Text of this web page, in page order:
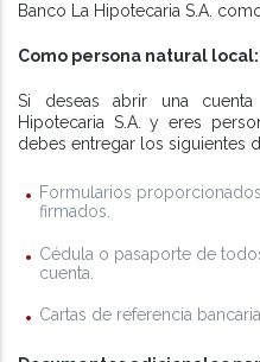
Banco La Hipotecaria S.A.
Como persona natural local:
Si deseas abrir una
Hipotecaria S.A. y eres
debes entregar los siguientes
Formularios
firmados.
Cédula o pasaporte de
cuenta.
Cartas de referencia bancaria